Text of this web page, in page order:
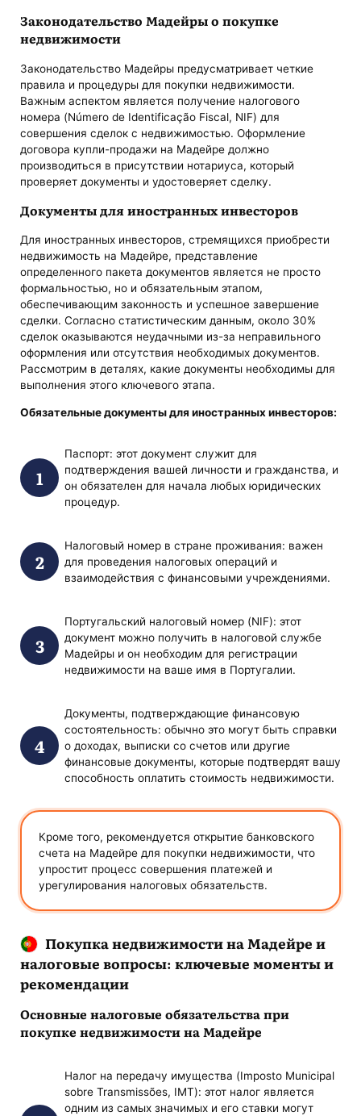
Законодательство Мадейры о покупке
недвижимости
Законодательство Мадейры предусматривает четкие
правила и процедуры для покупки недвижимости.
Важным аспектом является получение налогового
номера (Número de Identificação Fiscal, NIF) для
совершения сделок с недвижимостью. Оформление
договора купли-продажи на Мадейре должно
производиться в присутствии нотариуса, который
проверяет документы и удостоверяет сделку.
Документы для иностранных инвесторов
Для иностранных инвесторов, стремящихся приобрести
недвижимость на Мадейре, представление
определенного пакета документов является не просто
формальностью, но и обязательным этапом,
обеспечивающим законность и успешное завершение
сделки. Согласно статистическим данным, около 30%
сделок оказываются неудачными из-за неправильного
оформления или отсутствия необходимых документов.
Рассмотрим в деталях, какие документы необходимы для
выполнения этого ключевого этапа.
Обязательные документы для иностранных инвесторов:
Паспорт: этот документ служит для
подтверждения вашей личности и гражданства, и
он обязателен для начала любых юридических
процедур.
Налоговый номер в стране проживания: важен
для проведения налоговых операций и
взаимодействия с финансовыми учреждениями.
Португальский налоговый номер (NIF): этот
документ можно получить в налоговой службе
Мадейры и он необходим для регистрации
недвижимости на ваше имя в Португалии.
Документы, подтверждающие финансовую
состоятельность: обычно это могут быть справки
о доходах, выписки со счетов или другие
финансовые документы, которые подтвердят вашу
способность оплатить стоимость недвижимости.
Кроме того, рекомендуется открытие банковского
счета на Мадейре для покупки недвижимости, что
упростит процесс совершения платежей и
урегулирования налоговых обязательств.
Покупка недвижимости на Мадейре и
налоговые вопросы: ключевые моменты и
рекомендации
Основные налоговые обязательства при
покупке недвижимости на Мадейре
Налог на передачу имущества (Imposto Municipal
sobre Transmissões, IMT): этот налог является
одним из самых значимых и его ставки могут